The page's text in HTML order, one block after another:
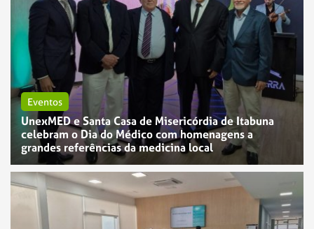
Eventos
UnexMED e Santa Casa de Misericórdia de Itabuna
celebram o Dia do Médico com homenagens a
grandes referências da medicina local